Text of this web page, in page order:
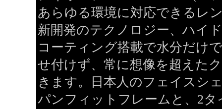
あらゆる環境に対応できるレ
新開発のテクノロジー、ハイ
コーティング搭載で水分だけ
せ付けず、常に想像を超えた
きます。日本人のフェイスシ
パンフィットフレームと、2